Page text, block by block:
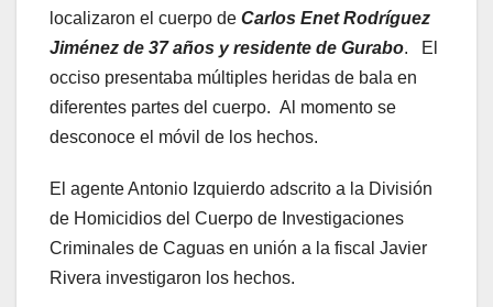
localizaron el cuerpo de Carlos Enet Rodríguez
Jiménez de 37 años y residente de Gurabo. El
occiso presentaba múltiples heridas de bala en
diferentes partes del cuerpo. Al momento se
desconoce el móvil de los hechos.
El agente Antonio Izquierdo adscrito a la División
de Homicidios del Cuerpo de Investigaciones
Criminales de Caguas en unión a la fiscal Javier
Rivera investigaron los hechos.